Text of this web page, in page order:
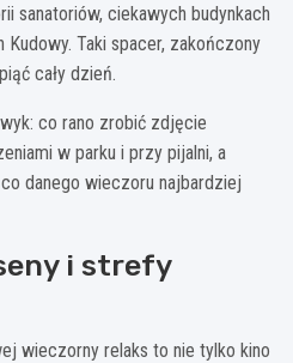
sanatoriów, ciekawych budynkach
Taki spacer, zakończony
cały dzień.
co rano zrobić zdjęcie
w parku i przy pijalni, a
danego wieczoru najbardziej
i strefy
wieczorny relaks to nie tylko kino